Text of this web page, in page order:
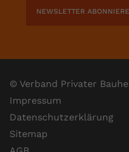
NEWSLETTER
© Verband Privater
Impressum
Datenschutzerklärung
Sitemap